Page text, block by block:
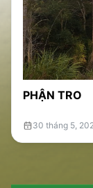
PHẬN TRO
30 tháng 5,